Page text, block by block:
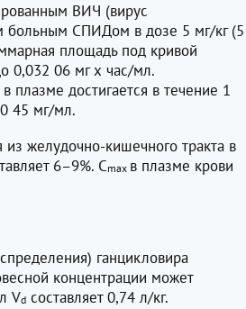
ВИЧ (вирус
больным СПИДом в дозе 5 мг/кг (5
площадь под кривой
0,032 06 мг х час/мл.
плазме достигается в течение 1
45 мг/мл.
желудочно-кишечного тракта в
6–9%. Cmax в плазме крови
ганцикловира
концентрации может
Vd составляет 0,74 л/кг.